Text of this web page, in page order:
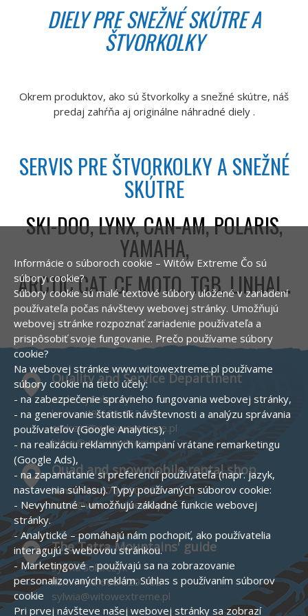
DIELY PRE SNEŽNÉ SKÚTRE A
ŠTVORKOLKY
Okrem produktov, ako sú štvorkolky a snežné skútre, náš
predaj zahŕňa aj originálne náhradné diely .
SERVIS PRE ŠTVORKOLKY A SNEŽNÉ
SKÚTRE
SKI-DOO, LYNX, CAN-AM, POLARIS,
YAMAHA,
ARCTIC CAT, CF MOTO, TGB, LINHAI...
Quality and Service Department
Andrzej Solarczyk
kom :+48 660 452 504
andrzej@witowextreme.pl
biuro@witowextreme.pl
Quad and snowmobile rental shop
kom :+48 575 000 758
biuro@witowextreme.pl
The Tatra Mountains' guide
Sylwia Solarczyk
kom :+48 606 529 782
sylwia@witowextreme.pl
Informácie o súboroch cookie – Witów Extreme Čo sú
súbory cookie?
Súbory cookie sú malé textové súbory uložené v zariadení
používateľa počas návštevy webovej stránky. Umožňujú
webovej stránke rozpoznať zariadenie používateľa a
prispôsobiť svoje fungovanie. Prečo používame súbory
cookie?
Na webovej stránke www.witowextreme.pl používame
súbory cookie na tieto účely:
- na zabezpečenie správneho fungovania webovej stránky,
- na generovanie štatistík návštevnosti a analýzu správania
používateľov (Google Analytics),
- na realizáciu reklamných kampaní vrátane remarketingu
(Google Ads),
- na zapamätanie si preferencií používateľa (napr. jazyk,
nastavenia súhlasu). Typy používaných súborov cookie:
- Nevyhnutné – umožňujú základné funkcie webovej
stránky.
- Analytické – pomáhajú nám pochopiť, ako používatelia
interagujú s webovou stránkou.
- Marketingové – používajú sa na zobrazovanie
personalizovaných reklám. Súhlas s používaním súborov
cookie
Pri prvej návšteve našej webovej stránky sa zobrazí